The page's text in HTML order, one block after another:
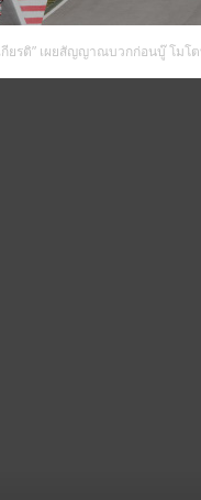
กียรติ” เผยสัญญาณบวกก่อนบู๊ โม